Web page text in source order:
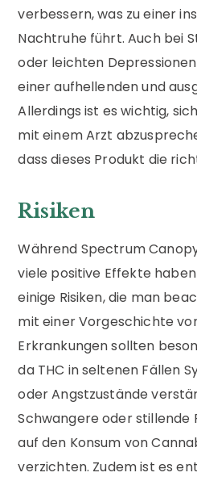
verbessern, was zu einer
Nachtruhe führt. Auch bei
oder leichten
einer aufhellenden und
Allerdings ist es wichtig,
mit einem Arzt
dass dieses Produkt die
Risiken
Während Spectrum Canopy
viele positive Effekte
einige Risiken, die man
mit einer Vorgeschichte
Erkrankungen sollten
da THC in seltenen Fällen
oder Angstzustände
Schwangere oder stillende
auf den Konsum von
verzichten. Zudem ist es